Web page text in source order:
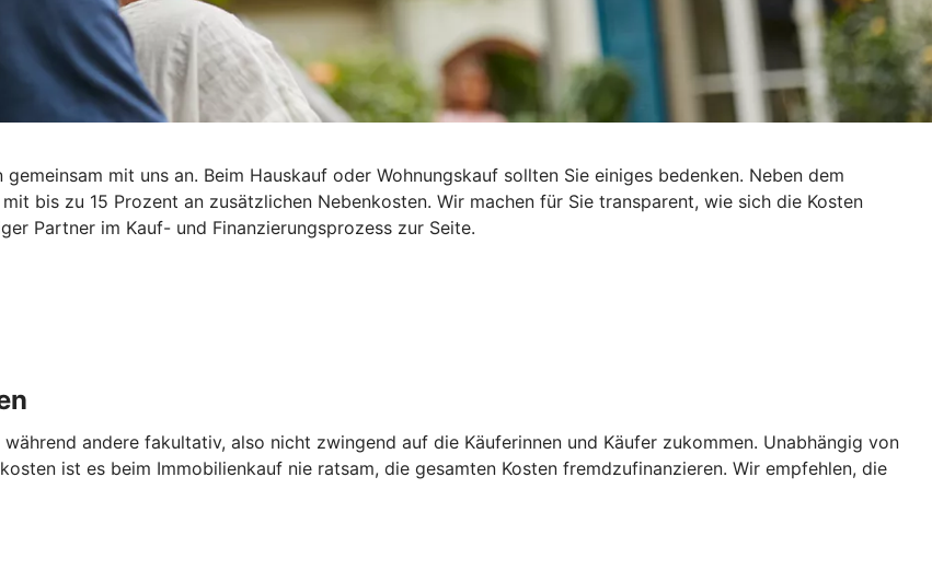
mit uns an. Beim Hauskauf oder Wohnungskauf sollten Sie einiges bedenken. Neben dem
bis zu 15 Prozent an zusätzlichen Nebenkosten. Wir machen für Sie transparent, wie sich die Kosten
Partner im Kauf- und Finanzierungsprozess zur Seite.
andere fakultativ, also nicht zwingend auf die Käuferinnen und Käufer zukommen. Unabhängig von
ist es beim Immobilienkauf nie ratsam, die gesamten Kosten fremdzufinanzieren. Wir empfehlen, die